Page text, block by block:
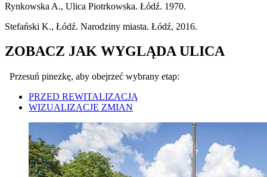
Rynkowska A., Ulica Piotrkowska. Łódź. 1970.
Stefański K., Łódź. Narodziny miasta. Łódź, 2016.
ZOBACZ JAK WYGLĄDA ULICA
Przesuń pinezkę, aby obejrzeć wybrany etap:
PRZED REWITALIZACJĄ
WIZUALIZACJE ZMIAN